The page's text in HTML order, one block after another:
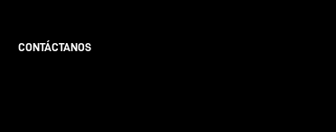
CONTÁCTANOS